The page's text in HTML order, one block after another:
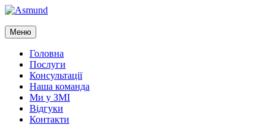
Перейти
вмісту
Asmund
Asmund
Меню
Головна
Послуги
Консультації
Наша команда
Ми у ЗМІ
Відгуки
Контакти